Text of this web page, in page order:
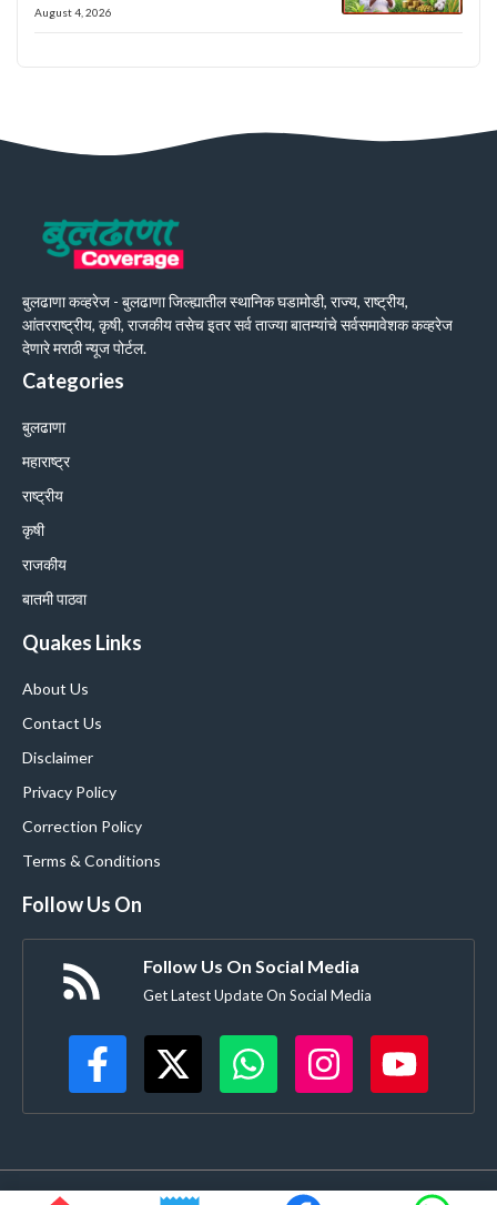
August 4, 2026
बुलढाणा कव्हरेज - बुलढाणा जिल्ह्यातील स्थानिक घडामोडी, राज्य, राष्ट्रीय,
आंतरराष्ट्रीय, कृषी, राजकीय तसेच इतर सर्व ताज्या बातम्यांचे सर्वसमावेशक कव्हरेज
देणारे मराठी न्यूज पोर्टल.
Categories
बुलढाणा
महाराष्ट्र
राष्ट्रीय
कृषी
राजकीय
बातमी पाठवा
Quakes Links
About Us
Contact Us
Disclaimer
Privacy Policy
Correction Policy
Terms & Conditions
Follow Us On
Follow Us On Social Media
Get Latest Update On Social Media